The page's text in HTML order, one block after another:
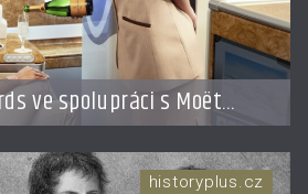
ve spolupráci s Moët
členům exkluzivní cestu do
historyplus.cz